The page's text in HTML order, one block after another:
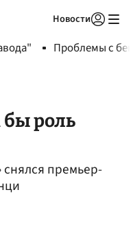
Новости
Проблемы с
роль
премьер-